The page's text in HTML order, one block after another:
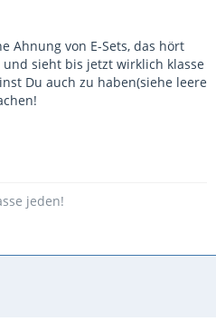
Ahnung von E-Sets, das hört
sieht bis jetzt wirklich klasse
Du auch zu haben(siehe leere
jeden!